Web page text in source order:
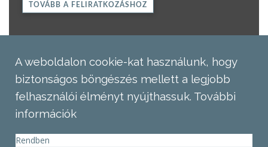
TOVÁBB A FELIRATKOZÁSHOZ
A weboldalon cookie-kat használunk, hogy
biztonságos böngészés mellett a legjobb
felhasználói élményt nyújthassuk. További
információk
Rendben